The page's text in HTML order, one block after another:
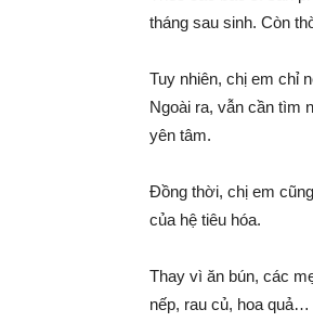
tháng sau sinh. Còn
Tuy nhiên, chị em chỉ
Ngoài ra, vẫn cần tìm
yên tâm.
Đồng thời, chị em
của hệ tiêu hóa.
Thay vì ăn bún, các
nếp, rau củ, hoa